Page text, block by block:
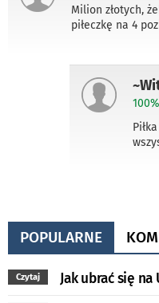
Milion złotych,
piłeczkę na 4
100%
POPULARNE
Czytaj Jak ubrać się